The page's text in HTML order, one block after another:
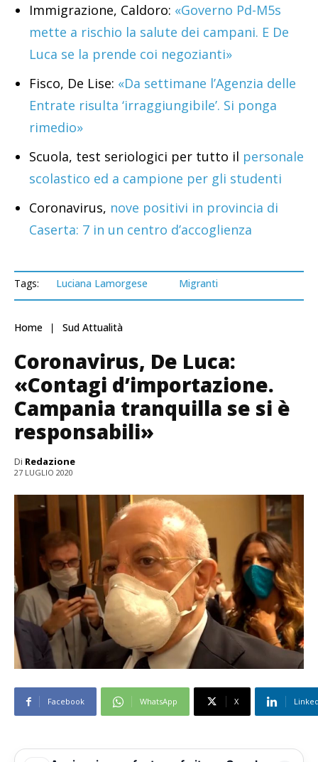
Immigrazione, Caldoro: «Governo Pd-M5s
mette a rischio la salute dei campani. E De
Luca se la prende coi negozianti»
Fisco, De Lise: «Da settimane l’Agenzia delle
Entrate risulta ‘irraggiungibile’. Si ponga
rimedio»
Scuola, test seriologici per tutto il personale
scolastico ed a campione per gli studenti
Coronavirus, nove positivi in provincia di
Caserta: 7 in un centro d’accoglienza
Tags: Luciana Lamorgese Migranti
Home Sud Attualità
Coronavirus, De Luca:
«Contagi d’importazione.
Campania tranquilla se si è
responsabili»
Di Redazione
27 LUGLIO 2020
Facebook WhatsApp X